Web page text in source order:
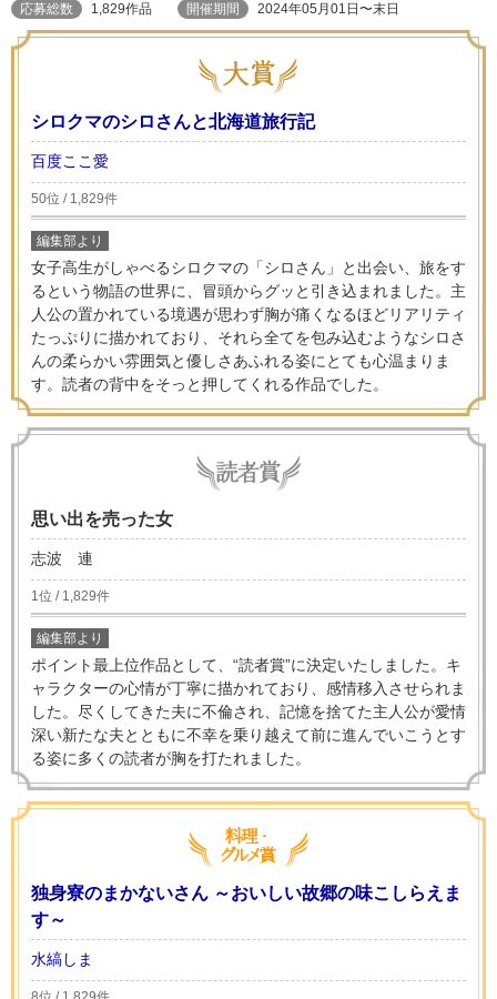
応募総数 1,829作品 開催期間 2024年05月01日〜末日
シロクマのシロさんと北海道旅行記
百度ここ愛
50位 / 1,829件
編集部より
女子高生がしゃべるシロクマの「シロさん」と出会い、旅をす
るという物語の世界に、冒頭からグッと引き込まれました。主
人公の置かれている境遇が思わず胸が痛くなるほどリアリティ
たっぷりに描かれており、それら全てを包み込むようなシロさ
んの柔らかい雰囲気と優しさあふれる姿にとても心温まりま
す。読者の背中をそっと押してくれる作品でした。
思い出を売った女
志波 連
1位 / 1,829件
編集部より
ポイント最上位作品として、“読者賞”に決定いたしました。キ
ャラクターの心情が丁寧に描かれており、感情移入させられま
した。尽くしてきた夫に不倫され、記憶を捨てた主人公が愛情
深い新たな夫とともに不幸を乗り越えて前に進んでいこうとす
る姿に多くの読者が胸を打たれました。
独身寮のまかないさん ～おいしい故郷の味こしらえま
す～
水縞しま